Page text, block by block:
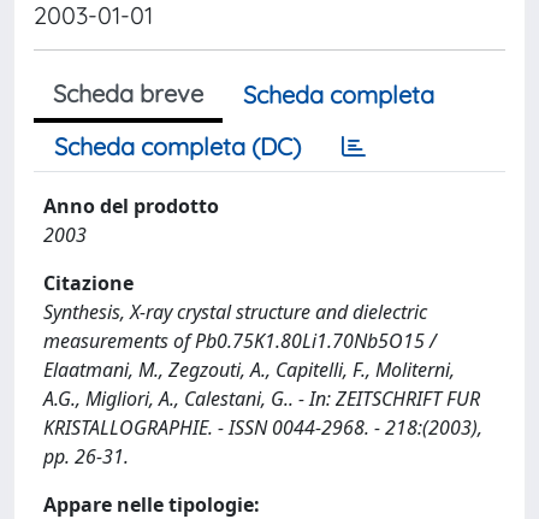
2003-01-01
Scheda breve
Scheda completa
Scheda completa (DC)
Anno del prodotto
2003
Citazione
Synthesis, X-ray crystal structure and dielectric
measurements of Pb0.75K1.80Li1.70Nb5O15 /
Elaatmani, M., Zegzouti, A., Capitelli, F., Moliterni,
A.G., Migliori, A., Calestani, G.. - In: ZEITSCHRIFT FUR
KRISTALLOGRAPHIE. - ISSN 0044-2968. - 218:(2003),
pp. 26-31.
Appare nelle tipologie: